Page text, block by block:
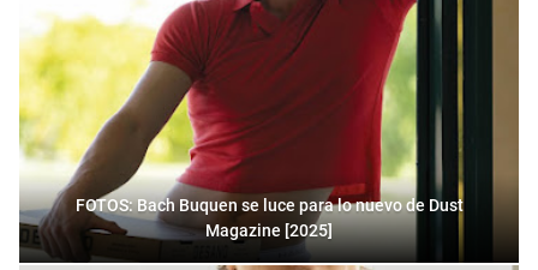
FOTOS: Bach Buquen se luce para lo nuevo de Dust
Magazine [2025]